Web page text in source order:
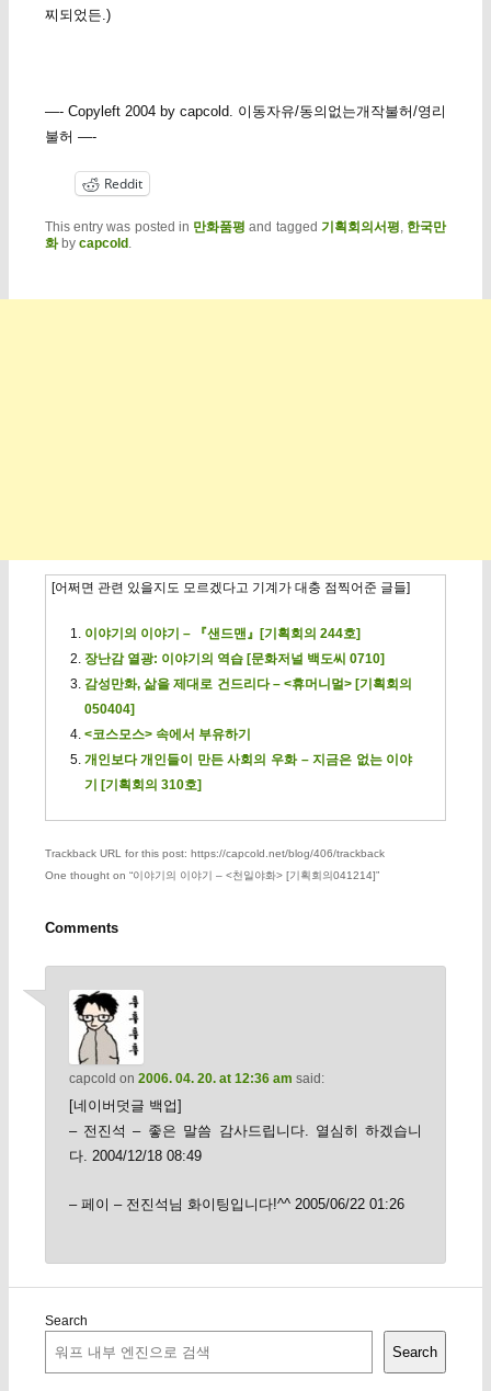
찌되었든.)
—- Copyleft 2004 by capcold. 이동자유/동의없는개작불허/영리
불허 —-
Reddit
This entry was posted in 만화품평 and tagged기획회의서평, 한국만
화by capcold .
[어쩌면 관련 있을지도 모르겠다고 기계가 대충 점찍어준 글들]
이야기의 이야기 – 『샌드맨』[기획회의 244호]
장난감 열광: 이야기의 역습 [문화저널 백도씨 0710]
감성만화, 삶을 제대로 건드리다 – <휴머니멀> [기획회의
050404]
<코스모스> 속에서 부유하기
개인보다 개인들이 만든 사회의 우화 – 지금은 없는 이야
기 [기획회의 310호]
Trackback URL for this post: https://capcold.net/blog/406/trackback
One thought on “이야기의 이야기 – <천일야화> [기획회의041214]”
Comments
capcold on 2006. 04. 20. at 12:36 am said:
[네이버덧글 백업]
– 전진석 – 좋은 말씀 감사드립니다. 열심히 하겠습니
다. 2004/12/18 08:49
– 페이 – 전진석님 화이팅입니다!^^ 2005/06/22 01:26
Search
Search